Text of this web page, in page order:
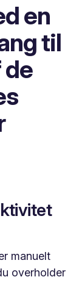
en
til
de
manuelt
overholder